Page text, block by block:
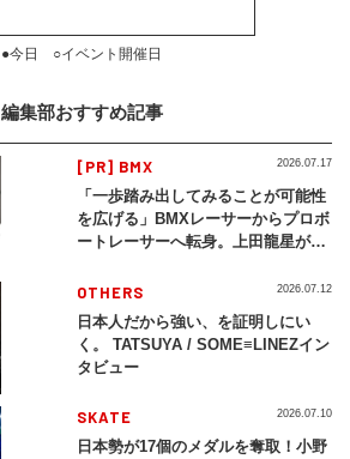
●今日 ○イベント開催日
編集部おすすめ記事
[PR] BMX
「一歩踏み出してみることが可能性
を広げる」BMXレーサーからプロボ
ートレーサーへ転身。上田龍星が体
2026.07.17
OTHERS
日本人だから強い、を証明しにい
く。 TATSUYA / SOME≡LINEZイン
タビュー
2026.07.12
SKATE
日本勢が17個のメダルを奪取！小野
2026.07.10